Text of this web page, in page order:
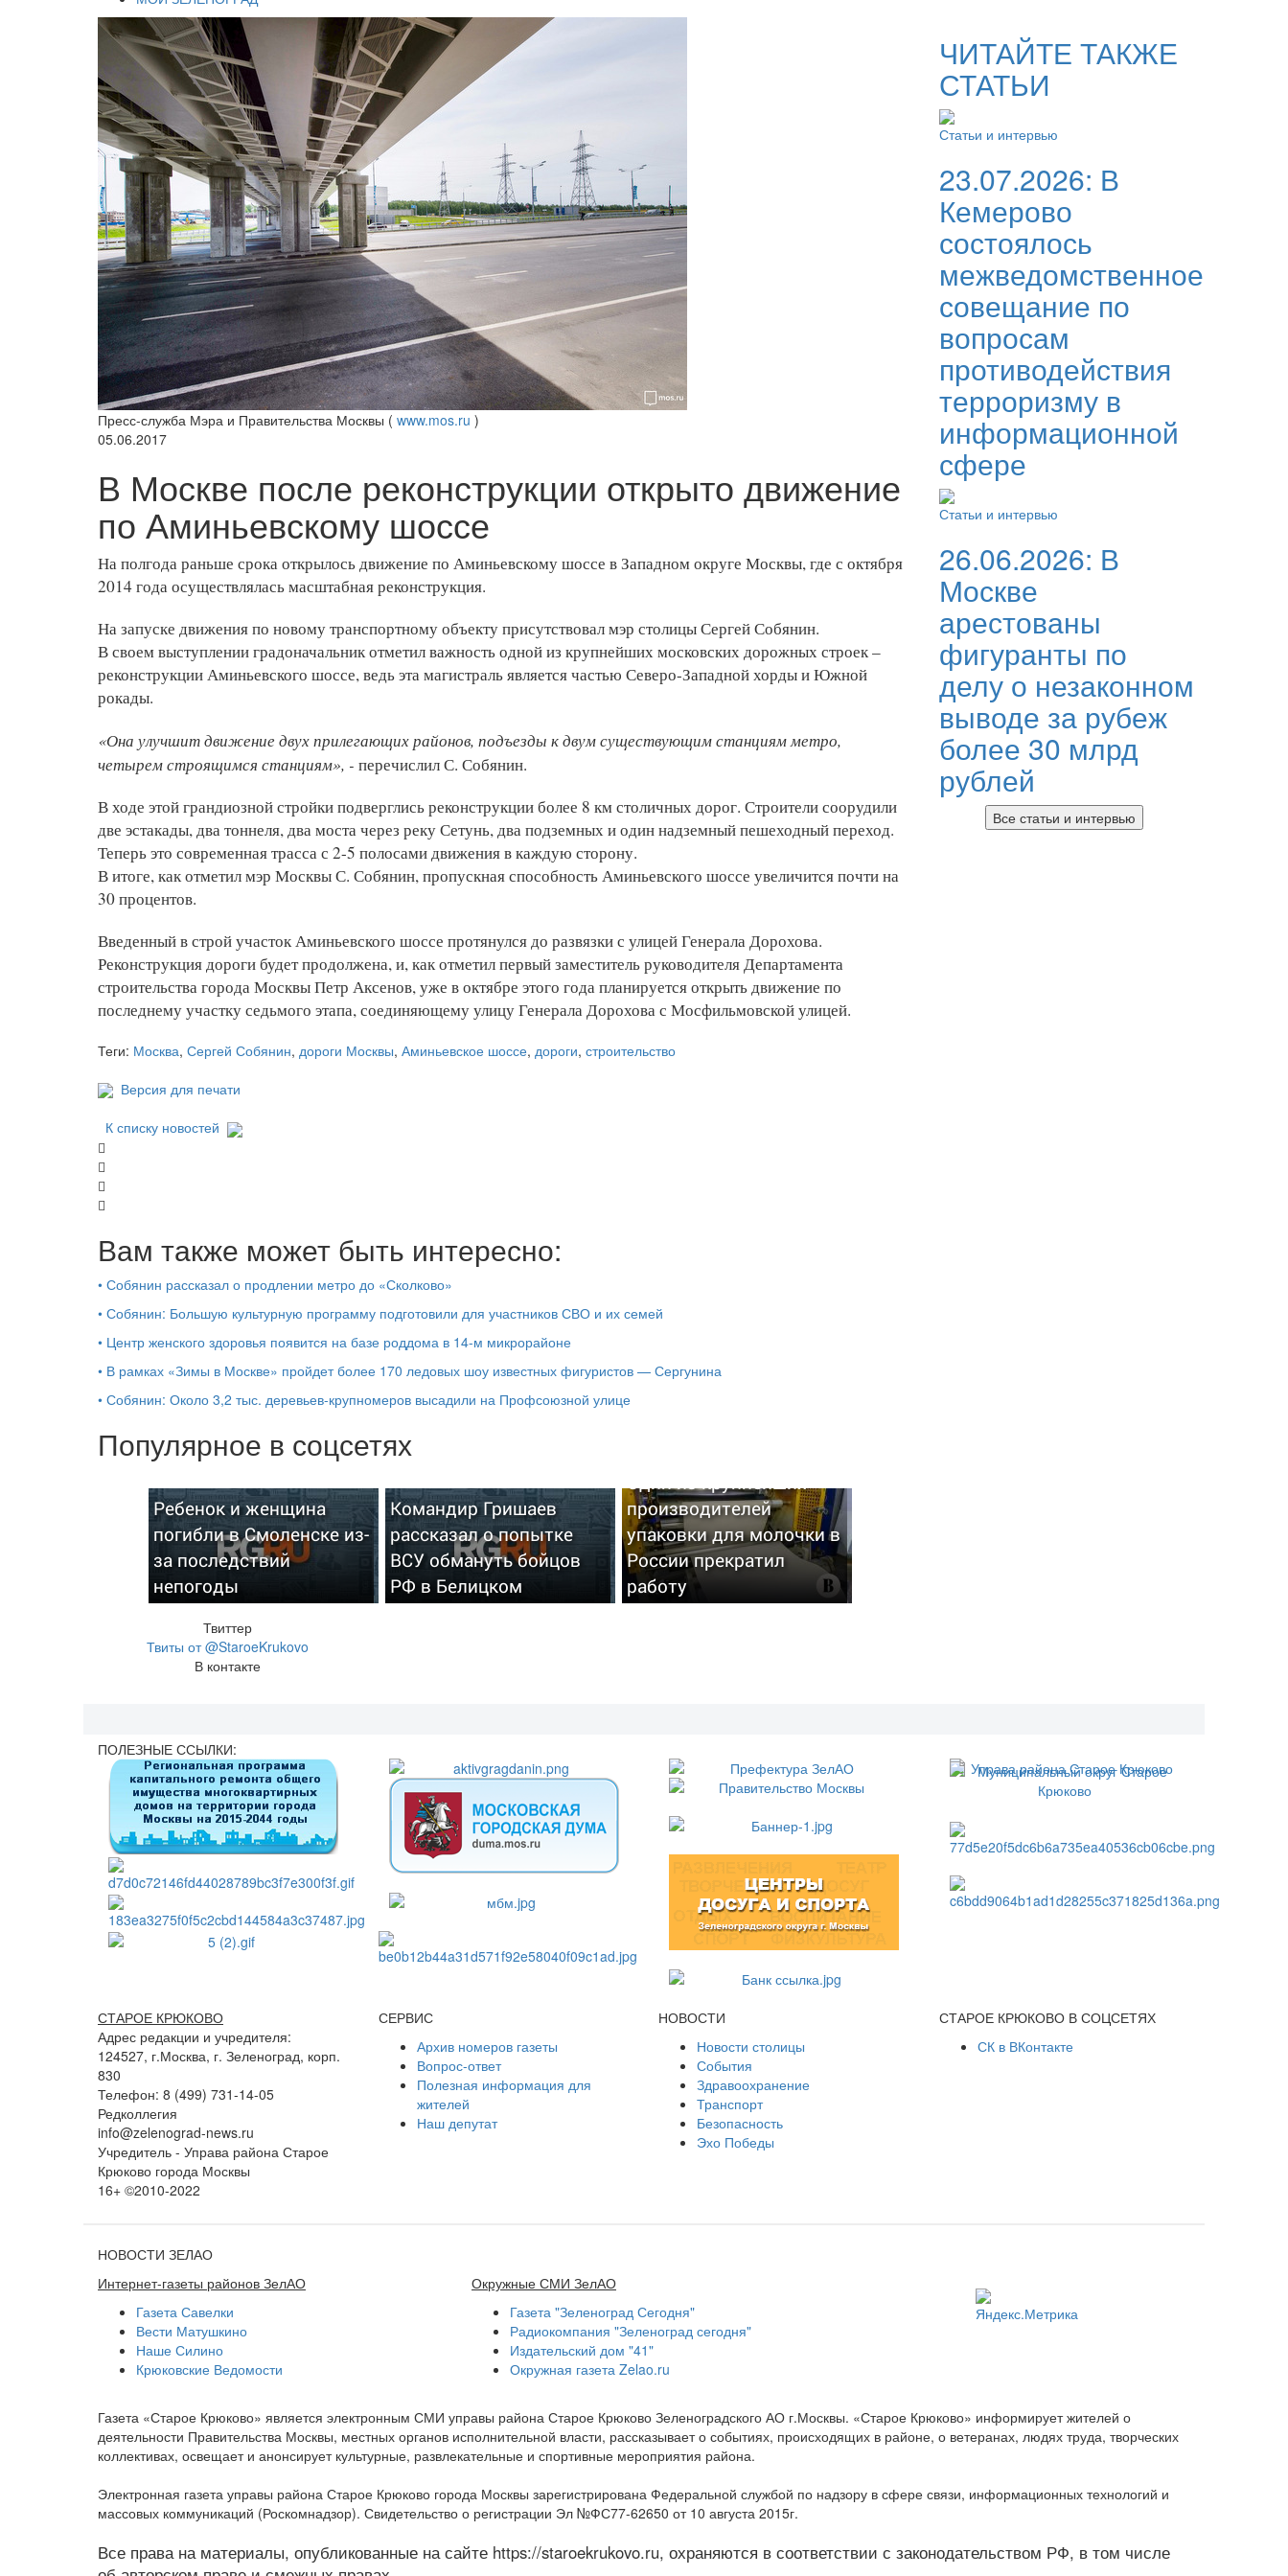
Пресс-служба Мэра и Правительства Москвы ( www.mos.ru )
05.06.2017
В Москве после реконструкции открыто движение
по Аминьевскому шоссе
На полгода раньше срока открылось движение по Аминьевскому шоссе в Западном округе Москвы, где с октября
2014 года осуществлялась масштабная реконструкция.
На запуске движения по новому транспортному объекту присутствовал мэр столицы Сергей Собянин.
В своем выступлении градоначальник отметил важность одной из крупнейших московских дорожных строек –
реконструкции Аминьевского шоссе, ведь эта магистраль является частью Северо-Западной хорды и Южной
рокады.
«Она улучшит движение двух прилегающих районов, подъезды к двум существующим станциям метро,
четырем строящимся станциям», - перечислил С. Собянин.
В ходе этой грандиозной стройки подверглись реконструкции более 8 км столичных дорог. Строители соорудили
две эстакады, два тоннеля, два моста через реку Сетунь, два подземных и один надземный пешеходный переход.
Теперь это современная трасса с 2-5 полосами движения в каждую сторону.
В итоге, как отметил мэр Москвы С. Собянин, пропускная способность Аминьевского шоссе увеличится почти на
30 процентов.
Введенный в строй участок Аминьевского шоссе протянулся до развязки с улицей Генерала Дорохова.
Реконструкция дороги будет продолжена, и, как отметил первый заместитель руководителя Департамента
строительства города Москвы Петр Аксенов, уже в октябре этого года планируется открыть движение по
последнему участку седьмого этапа, соединяющему улицу Генерала Дорохова с Мосфильмовской улицей.
Теги: Москва, Сергей Собянин, дороги Москвы, Аминьевское шоссе, дороги, строительство
Версия для печати
К списку новостей
Вам также может быть интересно:
• Собянин рассказал о продлении метро до «Сколково»
• Собянин: Большую культурную программу подготовили для участников СВО и их семей
• Центр женского здоровья появится на базе роддома в 14-м микрорайоне
• В рамках «Зимы в Москве» пройдет более 170 ледовых шоу известных фигуристов — Сергунина
• Собянин: Около 3,2 тыс. деревьев-крупномеров высадили на Профсоюзной улице
Популярное в соцсетях
Ребенок и женщина
погибли в Смоленске из-
за последствий
непогоды
Командир Гришаев
рассказал о попытке
ВСУ обмануть бойцов
РФ в Белицком
производителей
упаковки для молочки в
России прекратил
работу
Твиттер
Твиты от @StaroeKrukovo
В контакте
ЧИТАЙТЕ ТАКЖЕ
СТАТЬИ
Статьи и интервью
23.07.2026: В
Кемерово
состоялось
межведомственное
совещание по
вопросам
противодействия
терроризму в
информационной
сфере
Статьи и интервью
26.06.2026: В
Москве
арестованы
фигуранты по
делу о незаконном
выводе за рубеж
более 30 млрд
рублей
Все статьи и интервью
ПОЛЕЗНЫЕ ССЫЛКИ:
СТАРОЕ КРЮКОВО
Адрес редакции и учредителя:
124527, г.Москва, г. Зеленоград, корп.
830
Телефон: 8 (499) 731-14-05
Редколлегия
info@zelenograd-news.ru
Учредитель - Управа района Старое
Крюково города Москвы
16+ ©2010-2022
СЕРВИС
Архив номеров газеты
Вопрос-ответ
Полезная информация для
жителей
Наш депутат
НОВОСТИ
Новости столицы
События
Здравоохранение
Транспорт
Безопасность
Эхо Победы
СТАРОЕ КРЮКОВО В СОЦСЕТЯХ
СК в ВКонтакте
НОВОСТИ ЗЕЛАО
Интернет-газеты районов ЗелАО
Газета Савелки
Вести Матушкино
Наше Силино
Крюковские Ведомости
Окружные СМИ ЗелАО
Газета "Зеленоград Сегодня"
Радиокомпания "Зеленоград сегодня"
Издательский дом "41"
Окружная газета Zelao.ru
Газета «Старое Крюково» является электронным СМИ управы района Старое Крюково Зеленоградского АО г.Москвы. «Старое Крюково» информирует жителей о
деятельности Правительства Москвы, местных органов исполнительной власти, рассказывает о событиях, происходящих в районе, о ветеранах, людях труда, творческих
коллективах, освещает и анонсирует культурные, развлекательные и спортивные мероприятия района.
Электронная газета управы района Старое Крюково города Москвы зарегистрирована Федеральной службой по надзору в сфере связи, информационных технологий и
массовых коммуникаций (Роскомнадзор). Свидетельство о регистрации Эл №ФС77-62650 от 10 августа 2015г.
Все права на материалы, опубликованные на сайте https://staroekrukovo.ru, охраняются в соответствии с законодательством РФ, в том числе